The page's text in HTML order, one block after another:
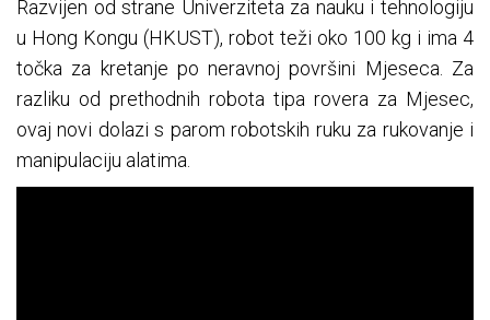
Razvijen od strane Univerziteta za nauku i tehnologiju
u Hong Kongu (HKUST), robot teži oko 100 kg i ima 4
točka za kretanje po neravnoj površini Mjeseca. Za
razliku od prethodnih robota tipa rovera za Mjesec,
ovaj novi dolazi s parom robotskih ruku za rukovanje i
manipulaciju alatima.